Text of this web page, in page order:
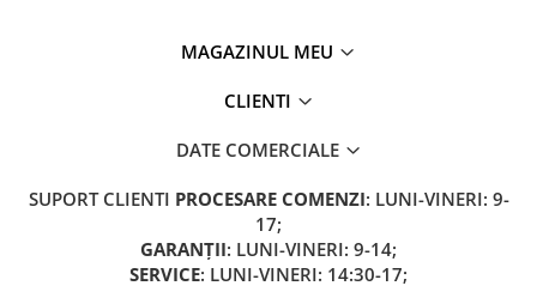
Piese Trotinete Electrice
Cauciuc Trotineta Electrica
Camera Trotineta Electrica
MAGAZINUL MEU
CLIENTI
DATE COMERCIALE
SUPORT CLIENTI PROCESARE COMENZI: LUNI-VINERI: 9-
17;
GARANȚII: LUNI-VINERI: 9-14;
SERVICE: LUNI-VINERI: 14:30-17;